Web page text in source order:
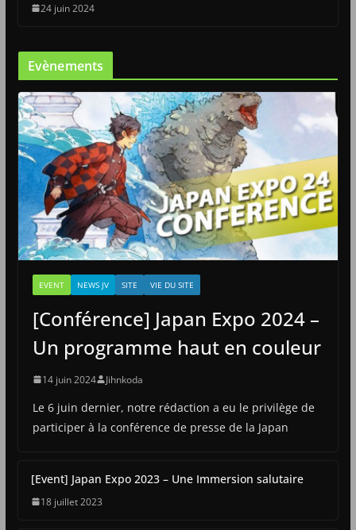
24 juin 2024
Evènements
EVENT NEWS JV SITE VIE DU SITE
[Conférence] Japan Expo 2024 –
Un programme haut en couleur
14 juin 2024 Jihnkoda
Le 6 juin dernier, notre rédaction a eu le privilège de
participer à la conférence de presse de la Japan
[Event] Japan Expo 2023 – Une Immersion salutaire
18 juillet 2023